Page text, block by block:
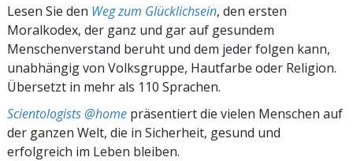
Lesen Sie den Weg zum Glücklichsein, den ersten
Moralkodex, der ganz und gar auf gesundem
Menschenverstand beruht und dem jeder folgen kann,
unabhängig von Volksgruppe, Hautfarbe oder Religion.
Übersetzt in mehr als 110 Sprachen.
Scientologists @home präsentiert die vielen Menschen auf
der ganzen Welt, die in Sicherheit, gesund und
erfolgreich im Leben bleiben.